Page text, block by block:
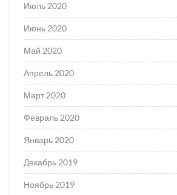
Июль 2020
Июнь 2020
Май 2020
Апрель 2020
Март 2020
Февраль 2020
Январь 2020
Декабрь 2019
Ноябрь 2019